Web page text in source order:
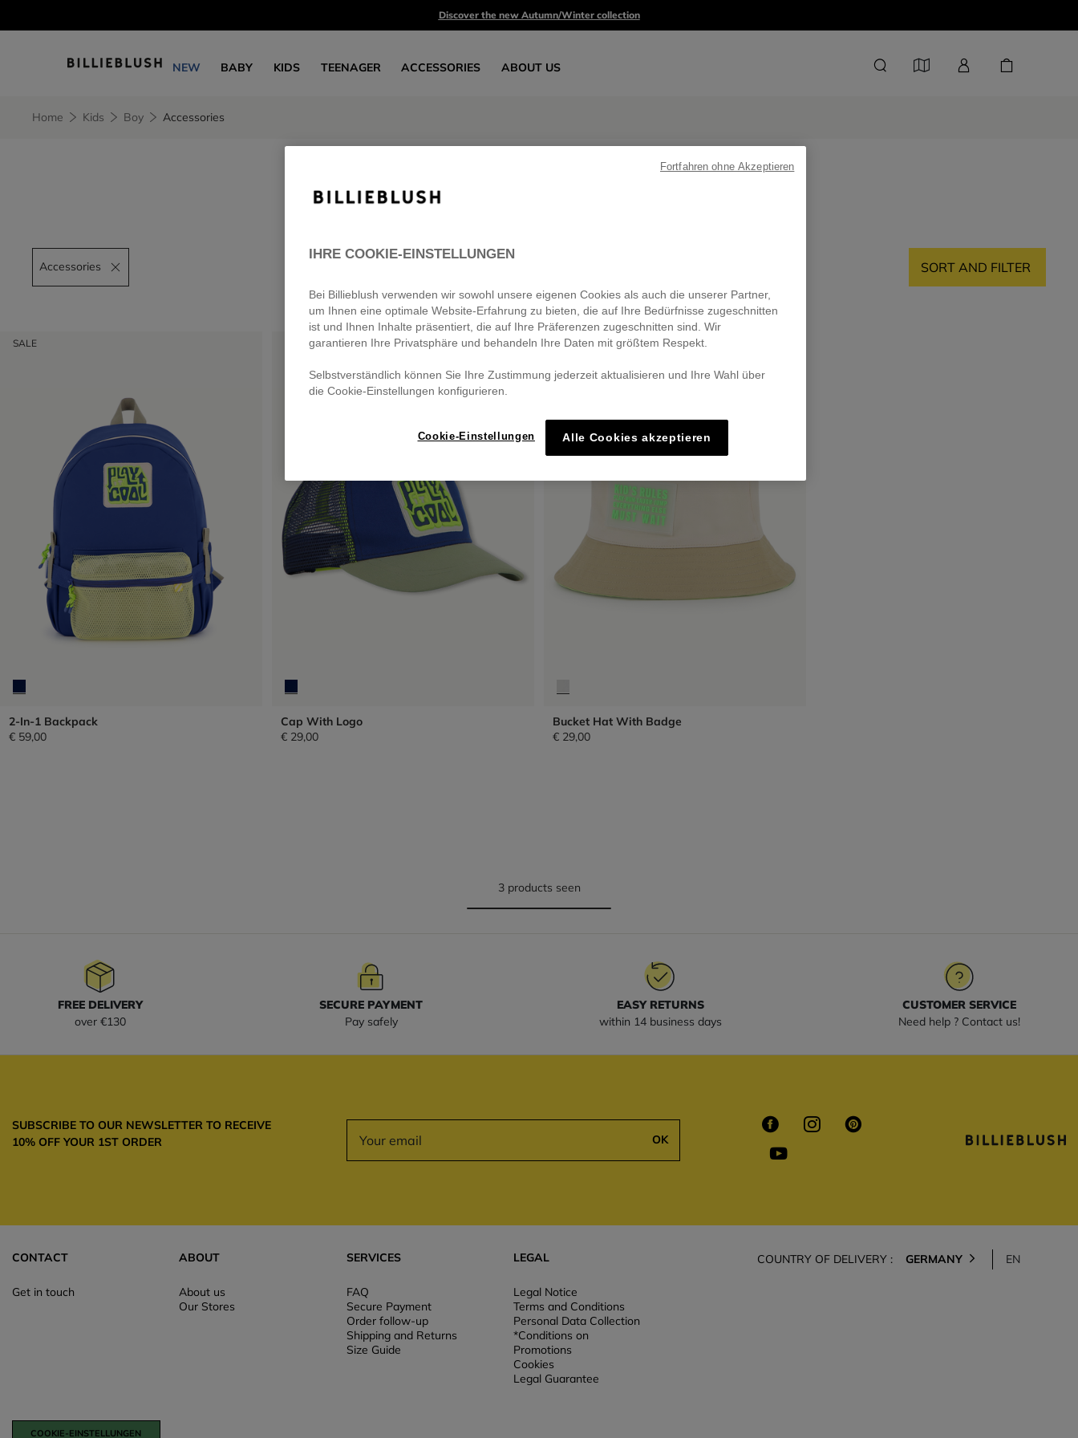
Discover the new Autumn/Winter collection
NEW BABY KIDS TEENAGER ACCESSORIES ABOUT US
Home Kids Boy Accessories
Boys' accessories
Accessories
Remove filter Accessories SORT AND FILTER
SALE
2-In-1 Backpack
€ 59,00
Cap With Logo
€ 29,00
SALE
Bucket Hat With Badge
€ 29,00
3 products seen
FREE DELIVERY
over €130
SECURE PAYMENT
Pay safely
EASY RETURNS
within 14 business days
CUSTOMER SERVICE
Need help ? Contact us!
SUBSCRIBE TO OUR NEWSLETTER TO RECEIVE
10% OFF YOUR 1ST ORDER
OK
CONTACT
Get in touch
ABOUT
About us
Our Stores
SERVICES
FAQ
Secure Payment
Order follow-up
Shipping and Returns
Size Guide
LEGAL
Legal Notice
Terms and Conditions
Personal Data Collection
*Conditions on
Promotions
Cookies
Legal Guarantee
COUNTRY OF DELIVERY : GERMANY EN
COOKIE-EINSTELLUNGEN
IHRE COOKIE-EINSTELLUNGEN
Bei Billieblush verwenden wir sowohl unsere eigenen Cookies als auch die unserer Partner,
um Ihnen eine optimale Website-Erfahrung zu bieten, die auf Ihre Bedürfnisse zugeschnitten
ist und Ihnen Inhalte präsentiert, die auf Ihre Präferenzen zugeschnitten sind. Wir
garantieren Ihre Privatsphäre und behandeln Ihre Daten mit größtem Respekt.
Selbstverständlich können Sie Ihre Zustimmung jederzeit aktualisieren und Ihre Wahl über
die Cookie-Einstellungen konfigurieren.
Cookie-Einstellungen Alle Cookies akzeptieren
Fortfahren ohne Akzeptieren